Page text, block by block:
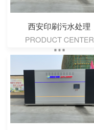
西安印刷污水处理
PRODUCT CENTER